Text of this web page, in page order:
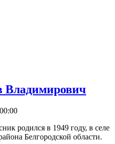
Владимирович
родился в 1949 году, в селе
Белгородской области.